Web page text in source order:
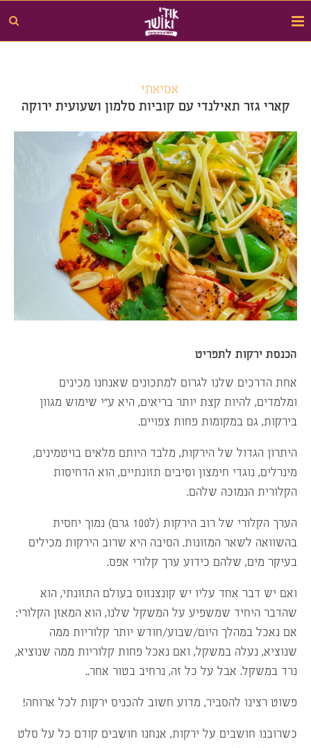
אסיאתי
קארי גזר תאילנדי עם קוביות סלמון ושעועית ירוקה
הכנסת ירקות לתפריט
אחת הדרכים שלנו לגרום למתכונים שאנחנו מכינים
ומלמדים, להיות קצת יותר בריאים, היא ע”י שימוש מגוון
בירקות, גם במקומות פחות צפויים.
היתרון הגדול של הירקות, מלבד היותם מלאים בויטמינים,
מינרלים, נוגדי חימצון וסיבים תזונתיים, הוא הדחיסות
הקלורית הנמוכה שלהם.
הערך הקלורי של רוב הירקות (ל100 גרם) נמוך יחסית
בהשוואה לשאר המזונות. הסיבה היא שרוב הירקות מכילים
בעיקר מים, שלהם כידוע ערך קלורי אפס.
ואם יש דבר אחד עליו יש קונצנזוס בעולם התזונתי, הוא
שהדבר היחיד שמשפיע על המשקל שלנו, הוא המאזן הקלורי:
אם נאכל במהלך היום/שבוע/חודש יותר קלוריות ממה
שנוציא, נעלה במשקל, ואם נאכל פחות קלוריות ממה שנוציא,
נרד במשקל. אבל על כל זה, נרחיב בטור אחר..
פשוט רצינו להסביר, מדוע חשוב להכניס ירקות לכל ארוחה!
כשרובנו חושבים על ירקות, אנחנו חושבים קודם כל על סלט